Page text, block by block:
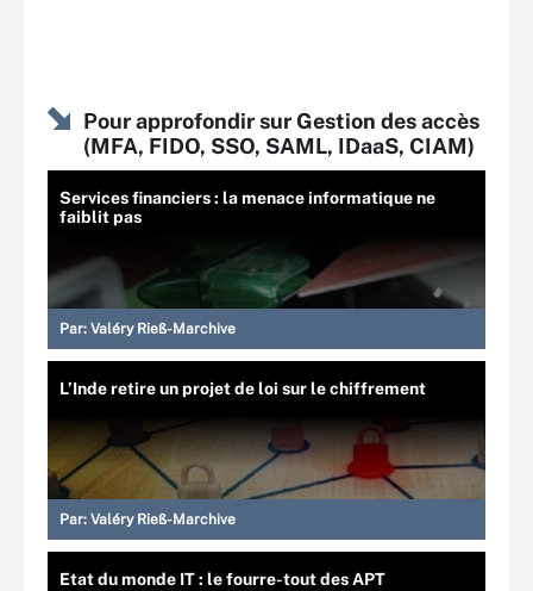
Pour approfondir sur Gestion des accès
(MFA, FIDO, SSO, SAML, IDaaS, CIAM)
Services financiers : la menace informatique ne
faiblit pas
Par: Valéry Rieß-Marchive
L’Inde retire un projet de loi sur le chiffrement
Par: Valéry Rieß-Marchive
Etat du monde IT : le fourre-tout des APT